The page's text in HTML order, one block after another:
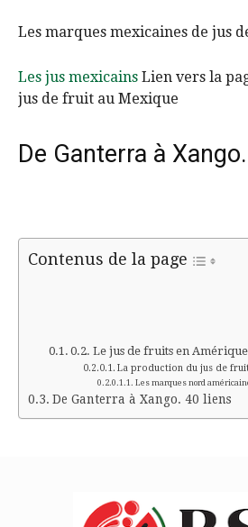
Les marques mexicaines de jus
Les jus mexicains Lien vers la
jus de fruit au Mexique
De Ganterra à
Contenus de la page
Le jus de fruits en
La production du jus de
Les marques nord
De Ganterra à Xango. 40 liens